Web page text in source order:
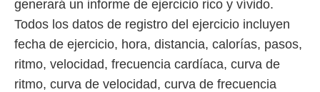
generará un informe de ejercicio rico y vívido.
Todos los datos de registro del ejercicio incluyen
fecha de ejercicio, hora, distancia, calorías, pasos,
ritmo, velocidad, frecuencia cardíaca, curva de
ritmo, curva de velocidad, curva de frecuencia